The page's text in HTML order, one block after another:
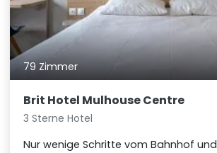
79 Zimmer
Brit Hotel Mulhouse Centre
3 Sterne Hotel
Nur wenige Schritte vom Bahnhof